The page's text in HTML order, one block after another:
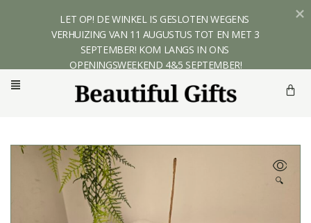
🔍
LET OP! DE WINKEL IS GESLOTEN WEGENS
VERHUIZING VAN 11 AUGUSTUS TOT EN MET 3
SEPTEMBER! KOM LANGS IN ONS
OPENINGSWEEKEND 4&5 SEPTEMBER!